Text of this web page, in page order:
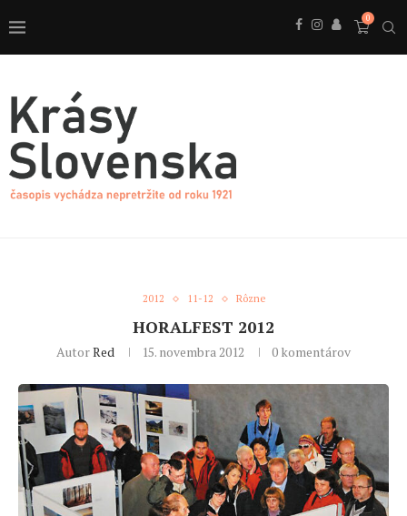
0
2012 11-12 Rôzne
HORALFEST 2012
AutorRed 15. novembra 2012 0 komentárov